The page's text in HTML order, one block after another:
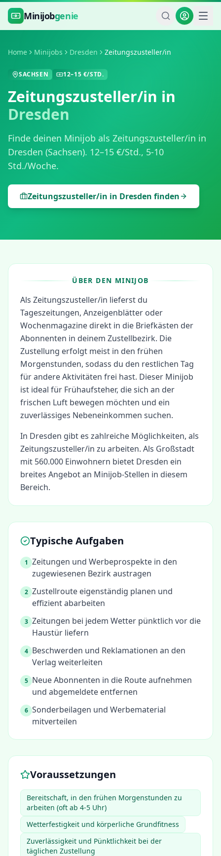
Zum Hauptinhalt springen
Minijobgenie
Home Minijobs Dresden Zeitungszusteller/in
SACHSEN 12–15 €/STD.
Zeitungszusteller/in in
Dresden
Finde deinen Minijob als Zeitungszusteller/in in
Dresden (Sachsen). 12–15 €/Std., 5-10
Std./Woche.
Zeitungszusteller/in in Dresden finden
ÜBER DEN MINIJOB
Als Zeitungszusteller/in lieferst du
Tageszeitungen, Anzeigenblätter oder
Wochenmagazine direkt in die Briefkästen der
Abonnenten in deinem Zustellbezirk. Die
Zustellung erfolgt meist in den frühen
Morgenstunden, sodass du den restlichen Tag
für andere Aktivitäten frei hast. Dieser Minijob
ist ideal für Frühaufsteher, die sich an der
frischen Luft bewegen möchten und ein
zuverlässiges Nebeneinkommen suchen.
In Dresden gibt es zahlreiche Möglichkeiten, als
Zeitungszusteller/in zu arbeiten. Als Großstadt
mit 560.000 Einwohnern bietet Dresden ein
breites Angebot an Minijob-Stellen in diesem
Bereich.
Typische Aufgaben
1 Zeitungen und Werbeprospekte in den
zugewiesenen Bezirk austragen
2 Zustellroute eigenständig planen und
effizient abarbeiten
3 Zeitungen bei jedem Wetter pünktlich vor die
Haustür liefern
4 Beschwerden und Reklamationen an den
Verlag weiterleiten
5 Neue Abonnenten in die Route aufnehmen
und abgemeldete entfernen
6 Sonderbeilagen und Werbematerial
mitverteilen
Voraussetzungen
Bereitschaft, in den frühen Morgenstunden zu
arbeiten (oft ab 4-5 Uhr)
Wetterfestigkeit und körperliche Grundfitness
Zuverlässigkeit und Pünktlichkeit bei der
täglichen Zustellung